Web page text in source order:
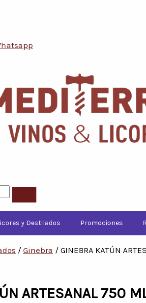
y Destilados Promociones
/ Ginebra / GINEBRA KATÚN
ARTESANAL 750